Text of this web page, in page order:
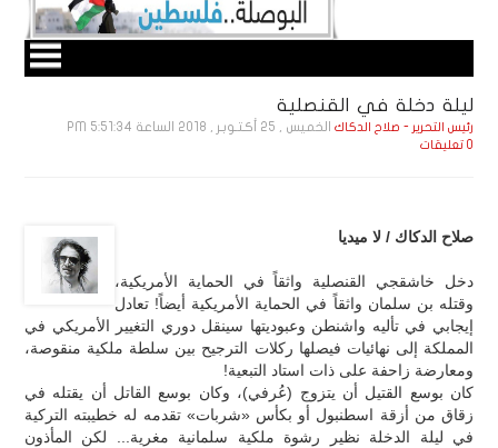
ليلة دخلة في القنصلية
رئيس التحرير - صلاح الدكاك الخميس , 25 أكـتـوبـر , 2018 الساعة 5:51:34 PM
0 تعليقات
صلاح الدكاك / لا ميديا
دخل خاشقجي القنصلية واثقاً في الحماية الأمريكية،
وقتله بن سلمان واثقاً في الحماية الأمريكية أيضاً! تعادل
إيجابي في تأليه واشنطن وعبوديتها سينقل دوري التغيير الأمريكي في
المملكة إلى نهائيات فيصلها ركلات الترجيح بين سلطة ملكية منقوصة،
ومعارضة زاحفة على ذات استاد التبعية!
كان بوسع القتيل أن يتزوج (عُرفي)، وكان بوسع القاتل أن يقتله في
زقاق من أزقة اسطنبول أو بكأس «شربات» تقدمه له خطيبته التركية
في ليلة الدخلة نظير رشوة ملكية سلمانية مغرية... لكن المأذون